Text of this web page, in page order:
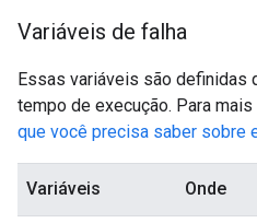
Variáveis de falha
Essas variáveis são definidas
tempo de execução. Para
que você precisa saber sobre
Variáveis Onde